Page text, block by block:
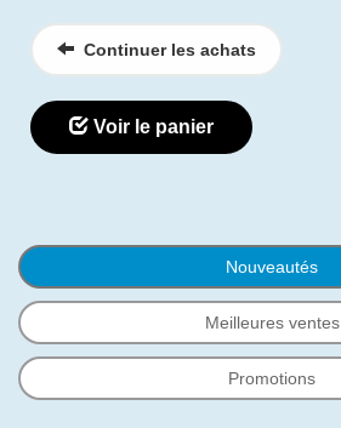
Continuer les achats
Voir le panier
Nouveautés
Meilleures ventes
Promotions